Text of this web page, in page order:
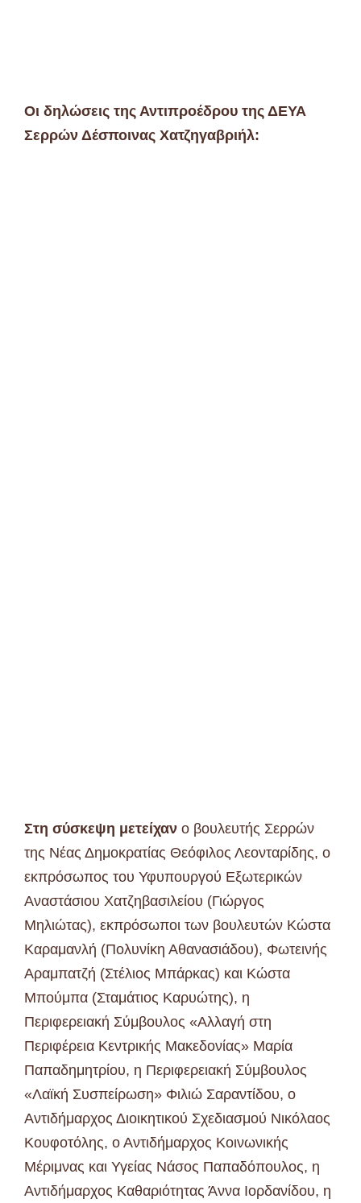
Οι δηλώσεις της Αντιπροέδρου της ΔΕΥΑ
Σερρών Δέσποινας Χατζηγαβριήλ:
Στη σύσκεψη μετείχαν ο βουλευτής Σερρών
της Νέας Δημοκρατίας Θεόφιλος Λεονταρίδης, ο
εκπρόσωπος του Υφυπουργού Εξωτερικών
Αναστάσιου Χατζηβασιλείου (Γιώργος
Μηλιώτας), εκπρόσωποι των βουλευτών Κώστα
Καραμανλή (Πολυνίκη Αθανασιάδου), Φωτεινής
Αραμπατζή (Στέλιος Μπάρκας) και Κώστα
Μπούμπα (Σταμάτιος Καρυώτης), η
Περιφερειακή Σύμβουλος «Αλλαγή στη
Περιφέρεια Κεντρικής Μακεδονίας» Μαρία
Παπαδημητρίου, η Περιφερειακή Σύμβουλος
«Λαϊκή Συσπείρωση» Φιλιώ Σαραντίδου, ο
Αντιδήμαρχος Διοικητικού Σχεδιασμού Νικόλαος
Κουφοτόλης, ο Αντιδήμαρχος Κοινωνικής
Μέριμνας και Υγείας Νάσος Παπαδόπουλος, η
Αντιδήμαρχος Καθαριότητας Άννα Ιορδανίδου, η